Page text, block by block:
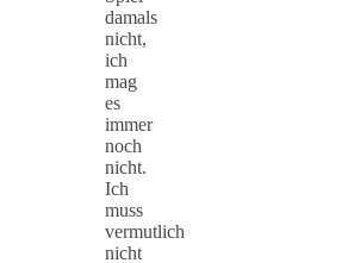
damals
nicht,
ich
mag
es
immer
noch
nicht.
Ich
muss
vermutlich
nicht